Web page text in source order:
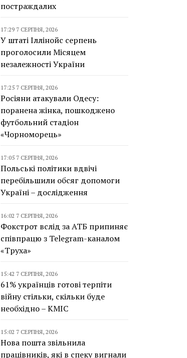
постраждалих
17:29 7 СЕРПНЯ, 2026
У штаті Іллінойс серпень
проголосили Місяцем
незалежності України
17:25 7 СЕРПНЯ, 2026
Росіяни атакували Одесу:
поранена жінка, пошкоджено
футбольний стадіон
«Чорноморець»
17:05 7 СЕРПНЯ, 2026
Польські політики вдвічі
перебільшили обсяг допомоги
Україні – дослідження
16:02 7 СЕРПНЯ, 2026
Фокстрот вслід за АТБ припиняє
співпрацю з Telegram-каналом
«Труха»
15:42 7 СЕРПНЯ, 2026
61% українців готові терпіти
війну стільки, скільки буде
необхідно – КМІС
15:02 7 СЕРПНЯ, 2026
Нова пошта звільнила
працівників, які в спеку вигнали